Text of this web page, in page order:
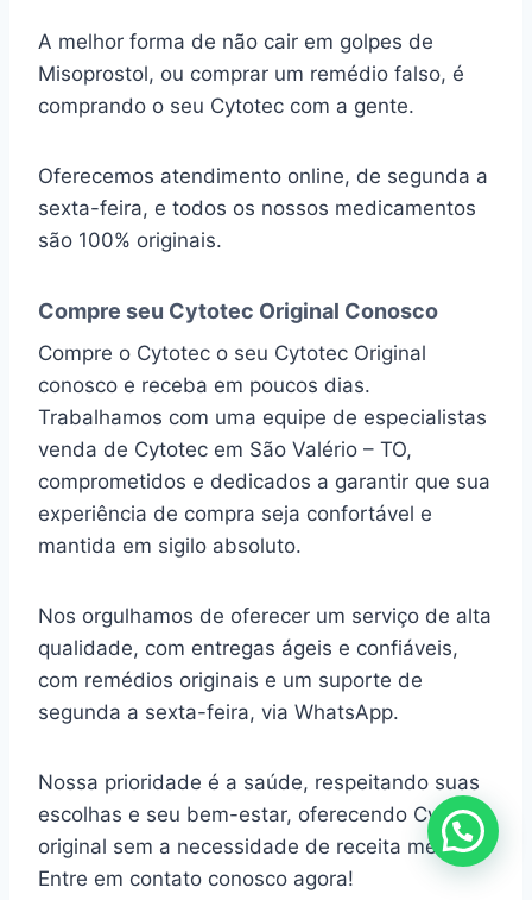
A melhor forma de não cair em golpes de
Misoprostol, ou comprar um remédio falso, é
comprando o seu Cytotec com a gente.
Oferecemos atendimento online, de segunda a
sexta-feira, e todos os nossos medicamentos
são 100% originais.
Compre seu Cytotec Original Conosco
Compre o Cytotec o seu Cytotec Original
conosco e receba em poucos dias.
Trabalhamos com uma equipe de especialistas
venda de Cytotec em São Valério – TO,
comprometidos e dedicados a garantir que sua
experiência de compra seja confortável e
mantida em sigilo absoluto.
Nos orgulhamos de oferecer um serviço de alta
qualidade, com entregas ágeis e confiáveis,
com remédios originais e um suporte de
segunda a sexta-feira, via WhatsApp.
Nossa prioridade é a saúde, respeitando suas
escolhas e seu bem-estar, oferecendo Cytotec
original sem a necessidade de receita médica.
Entre em contato conosco agora!